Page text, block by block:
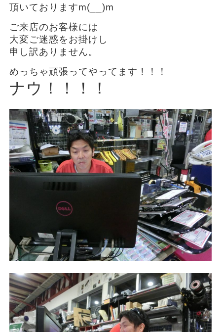
頂いておりますm(__)m
ご来店のお客様には
大変ご迷惑をお掛けし
申し訳ありません。
めっちゃ頑張ってやってます！！！
ナウ！！！！